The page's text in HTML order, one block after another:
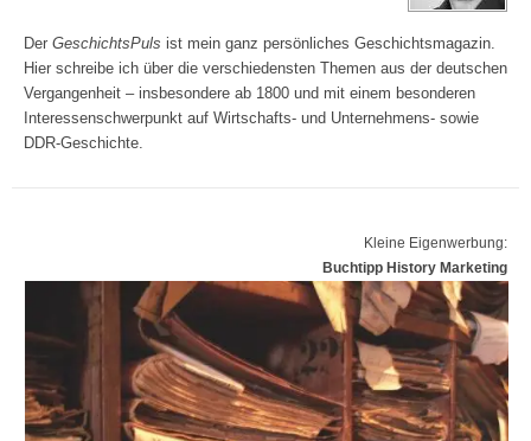
Der GeschichtsPuls ist mein ganz persönliches Geschichtsmagazin.
Hier schreibe ich über die verschiedensten Themen aus der deutschen
Vergangenheit – insbesondere ab 1800 und mit einem besonderen
Interessenschwerpunkt auf Wirtschafts- und Unternehmens- sowie
DDR-Geschichte.
Kleine Eigenwerbung:
Buchtipp History Marketing